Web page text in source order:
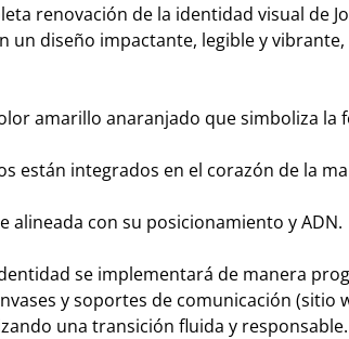
renovación de la identidad visual de
diseño impactante, legible y vibrante,
amarillo anaranjado que simboliza la
están integrados en el corazón de la
alineada con su posicionamiento y ADN.
se implementará de manera
y soportes de comunicación (sitio
una transición fluida y responsable.